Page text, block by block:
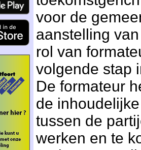
voor de
aanstelling
rol van
volgende stap
De formateur
de
tussen de
werken en te